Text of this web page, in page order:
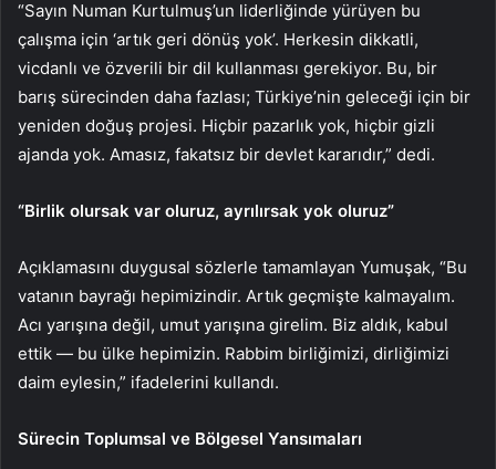
“Sayın Numan Kurtulmuş’un liderliğinde yürüyen bu
çalışma için ‘artık geri dönüş yok’. Herkesin dikkatli,
vicdanlı ve özverili bir dil kullanması gerekiyor. Bu, bir
barış sürecinden daha fazlası; Türkiye’nin geleceği için bir
yeniden doğuş projesi. Hiçbir pazarlık yok, hiçbir gizli
ajanda yok. Amasız, fakatsız bir devlet kararıdır,” dedi.
“Birlik olursak var oluruz, ayrılırsak yok oluruz”
Açıklamasını duygusal sözlerle tamamlayan Yumuşak, “Bu
vatanın bayrağı hepimizindir. Artık geçmişte kalmayalım.
Acı yarışına değil, umut yarışına girelim. Biz aldık, kabul
ettik — bu ülke hepimizin. Rabbim birliğimizi, dirliğimizi
daim eylesin,” ifadelerini kullandı.
Sürecin Toplumsal ve Bölgesel Yansımaları